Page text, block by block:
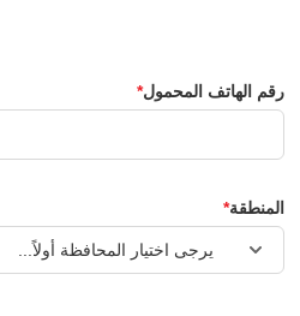
رقم الهاتف المحمول
المنطقة